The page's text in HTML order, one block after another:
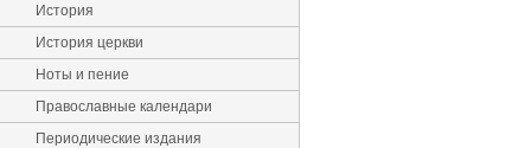
История
История церкви
Ноты и пение
Православные календари
Периодические издания